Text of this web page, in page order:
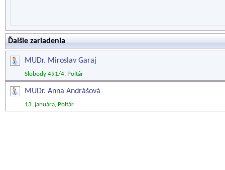
Ďalšie zariadenia
MUDr. Miroslav Garaj
Slobody 491/4, Poltár
MUDr. Anna Andrášová
13. januára, Poltár